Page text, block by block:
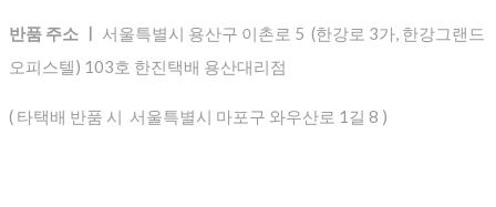
반품 주소 ㅣ 서울특별시 용산구 이촌로 5 (한강로 3가, 한강그랜드
오피스텔) 103호 한진택배 용산대리점
( 타택배 반품 시 서울특별시 마포구 와우산로 1길 8 )